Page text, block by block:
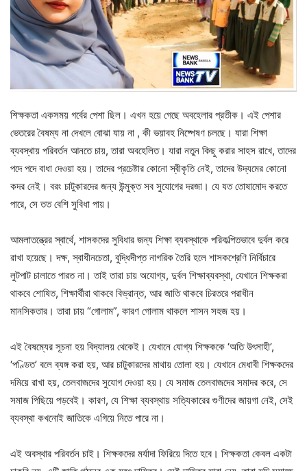
শিক্ষকতা একসময় গর্বের পেশা ছিল। এখন হয়ে গেছে অবহেলার প্রতীক। এই পেশার
ভেতরের বৈষম্য না দেখলে বোঝা যায় না , কী ভয়াবহ নিষ্পেষণ চলছে। যারা শিক্ষা
ব্যবস্থায় পরিবর্তন আনতে চায়, তারা অবহেলিত। যারা নতুন কিছু করার সাহস রাখে, তাদের
পদে পদে বাধা দেওয়া হয়। তাদের প্রচেষ্টার কোনো স্বীকৃতি নেই, তাদের উদ্যমের কোনো
কদর নেই। বরং চাটুকারদের জন্য উন্মুক্ত সব সুযোগের দরজা। যে যত তোষামোদ করতে
পারে, সে তত বেশি সুবিধা পায়।
আমলাতন্ত্রের স্বার্থে, শাসকদের সুবিধার জন্য শিক্ষা ব্যবস্থাকে পরিকল্পিতভাবে দুর্বল করে
রাখা হয়েছে। দক্ষ, স্বাধীনচেতা, বুদ্ধিদীপ্ত নাগরিক তৈরি হলে শাসকশ্রেণি নির্বিচারে
লুটপাট চালাতে পারত না। তাই তারা চায় অযোগ্য, দুর্বল শিক্ষাব্যবস্থা, যেখানে শিক্ষকরা
থাকবে শোষিত, শিক্ষার্থীরা থাকবে বিভ্রান্ত, আর জাতি থাকবে চিরতরে পরাধীন
মানসিকতার। তারা চায় “গোলাম”, কারণ গোলাম থাকলে শাসন সহজ হয়।
এই বৈষম্যের সূচনা হয় বিদ্যালয় থেকেই। যেখানে যোগ্য শিক্ষককে ‘অতি উৎসাহী’,
‘পণ্ডিত’ বলে ব্যঙ্গ করা হয়, আর চাটুকারদের মাথায় তোলা হয়। যেখানে মেধাবী শিক্ষকদের
দমিয়ে রাখা হয়, তেলবাজদের সুযোগ দেওয়া হয়। যে সমাজ তেলবাজদের সমাদর করে, সে
সমাজ পিছিয়ে পড়বেই। কারণ, যে শিক্ষা ব্যবস্থায় সত্যিকারের গুণীদের জায়গা নেই, সেই
ব্যবস্থা কখনোই জাতিকে এগিয়ে নিতে পারে না।
এই অবস্থার পরিবর্তন চাই। শিক্ষকদের মর্যাদা ফিরিয়ে দিতে হবে। শিক্ষকতা কেবল একটা